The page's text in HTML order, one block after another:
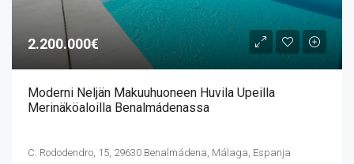
2.200.000€
Moderni Neljän Makuuhuoneen Huvila Upeilla
Merinäköaloilla Benalmádenassa
C. Rododendro, 15, 29630 Benalmádena, Málaga, Espanja